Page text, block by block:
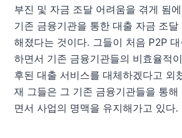
부진 및 자금 조달 어려움을 겪게 됨
기존 금융기관을 통한 대출 자금 조달
해졌다는 것이다. 그들이 처음 P2P
하면서 기존 금융기관들의 비효율적
후된 대출 서비스를 대체하겠다고 외
재 그들은 그 기존 금융기관들을 통
면서 사업의 명맥을 유지해가고 있다.